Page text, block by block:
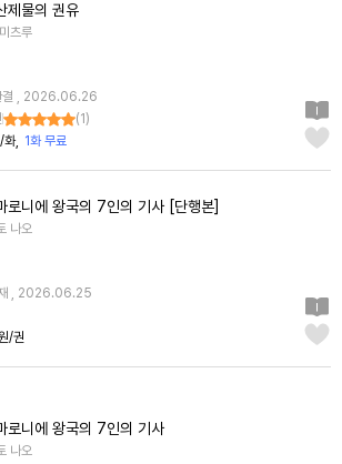
제물의 권유
츠루
결 , 2026.06.26
(1 )
1화 무료
로니에 왕국의 7인의 기사 [단행본]
나오
, 2026.06.25
/권
로니에 왕국의 7인의 기사
나오